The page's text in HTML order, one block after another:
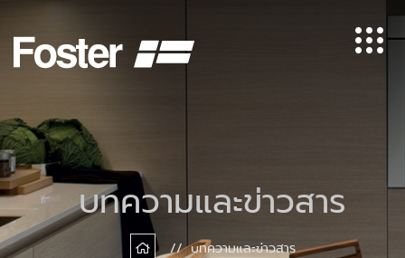
บทความและข่าวสาร
บทความและข่าวสาร